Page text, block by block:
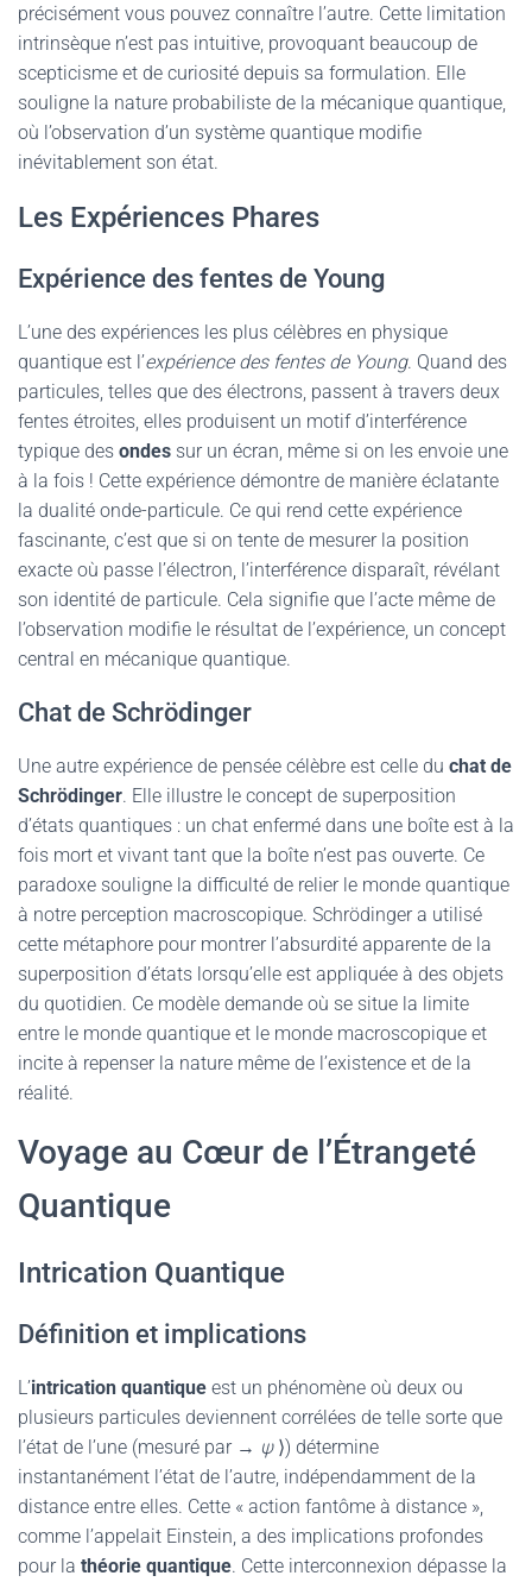
précisément vous pouvez connaître l’autre. Cette limitation
intrinsèque n’est pas intuitive, provoquant beaucoup de
scepticisme et de curiosité depuis sa formulation. Elle
souligne la nature probabiliste de la mécanique quantique,
où l’observation d’un système quantique modifie
inévitablement son état.
Les Expériences Phares
Expérience des fentes de Young
L’une des expériences les plus célèbres en physique
quantique est l’expérience des fentes de Young. Quand des
particules, telles que des électrons, passent à travers deux
fentes étroites, elles produisent un motif d’interférence
typique des ondes sur un écran, même si on les envoie une
à la fois ! Cette expérience démontre de manière éclatante
la dualité onde-particule. Ce qui rend cette expérience
fascinante, c’est que si on tente de mesurer la position
exacte où passe l’électron, l’interférence disparaît, révélant
son identité de particule. Cela signifie que l’acte même de
l’observation modifie le résultat de l’expérience, un concept
central en mécanique quantique.
Chat de Schrödinger
Une autre expérience de pensée célèbre est celle du chat de
Schrödinger. Elle illustre le concept de superposition
d’états quantiques : un chat enfermé dans une boîte est à la
fois mort et vivant tant que la boîte n’est pas ouverte. Ce
paradoxe souligne la difficulté de relier le monde quantique
à notre perception macroscopique. Schrödinger a utilisé
cette métaphore pour montrer l’absurdité apparente de la
superposition d’états lorsqu’elle est appliquée à des objets
du quotidien. Ce modèle demande où se situe la limite
entre le monde quantique et le monde macroscopique et
incite à repenser la nature même de l’existence et de la
réalité.
Voyage au Cœur de l’Étrangeté
Quantique
Intrication Quantique
Définition et implications
L’intrication quantique est un phénomène où deux ou
plusieurs particules deviennent corrélées de telle sorte que
l’état de l’une (mesuré par → ψ⟩) détermine
instantanément l’état de l’autre, indépendamment de la
distance entre elles. Cette « action fantôme à distance »,
comme l’appelait Einstein, a des implications profondes
pour la théorie quantique. Cette interconnexion dépasse la